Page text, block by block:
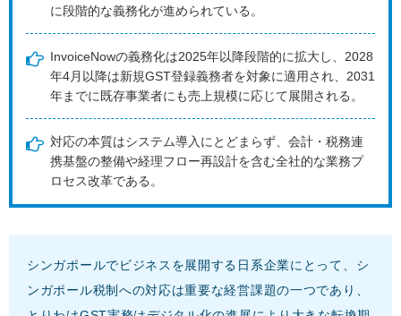
に段階的な義務化が進められている。
InvoiceNowの義務化は2025年以降段階的に拡大し、2028
年4月以降は新規GST登録義務者を対象に適用され、2031
年までに既存事業者にも売上規模に応じて展開される。
対応の本質はシステム導入にとどまらず、会計・税務連
携基盤の整備や経理フロー再設計を含む全社的な業務プ
ロセス改革である。
シンガポールでビジネスを展開する日系企業にとって、シ
ンガポール税制への対応は重要な経営課題の一つであり、